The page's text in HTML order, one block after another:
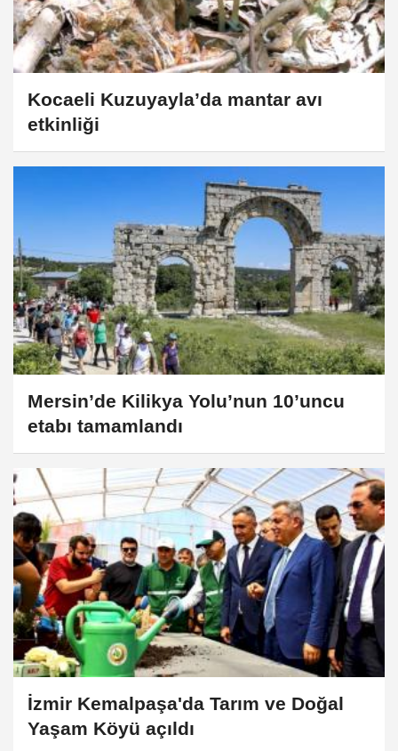
Kocaeli Kuzuyayla’da mantar avı
etkinliği
Mersin’de Kilikya Yolu’nun 10’uncu
etabı tamamlandı
İzmir Kemalpaşa'da Tarım ve Doğal
Yaşam Köyü açıldı